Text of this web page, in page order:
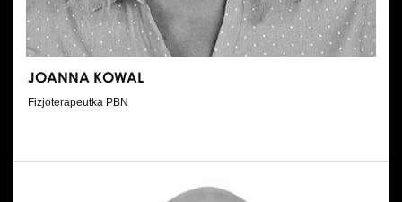
JOANNA KOWAL
Fizjoterapeutka PBN